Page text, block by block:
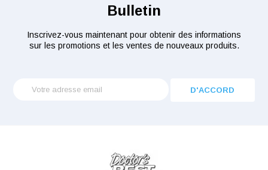
Bulletin
Inscrivez-vous maintenant pour obtenir des informations
sur les promotions et les ventes de nouveaux produits.